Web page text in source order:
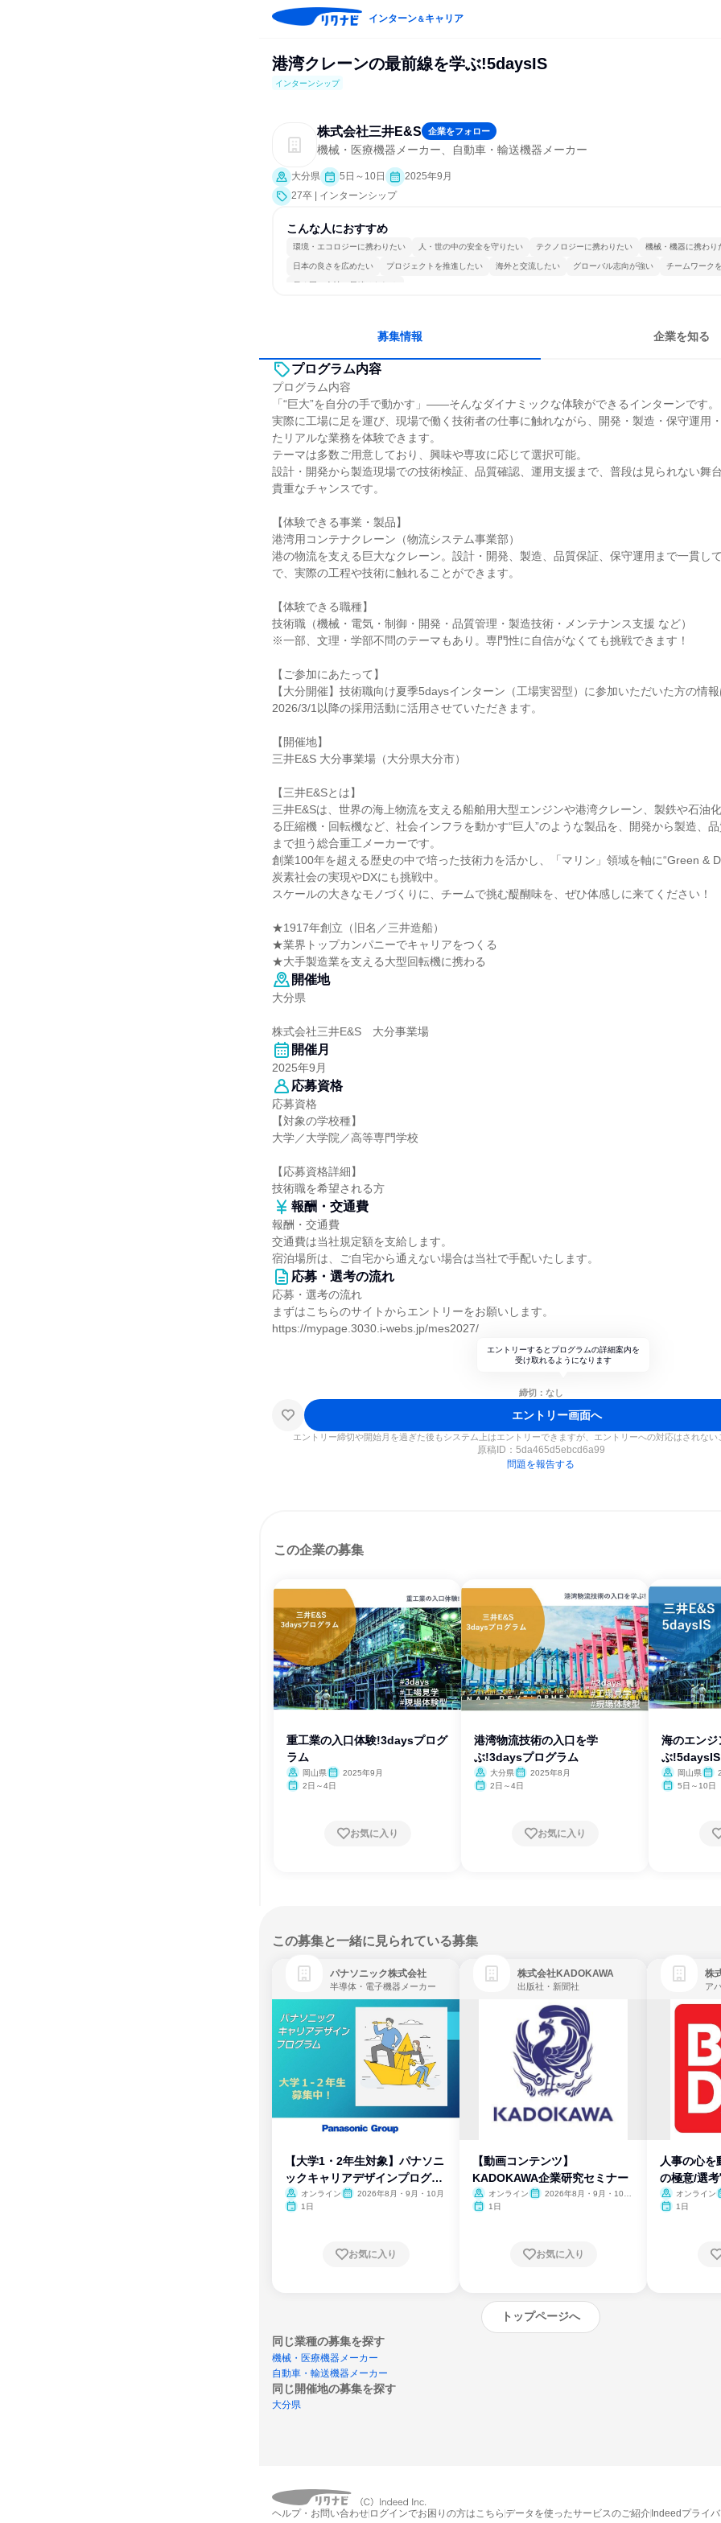
インターン＆キャリア
港湾クレーンの最前線を学ぶ!5daysIS
インターンシップ
株式会社三井E&S 企業をフォロー
機械・医療機器メーカー、自動車・輸送機器メーカー
大分県 5日～10日
2025年9月
27卒 | インターンシップ
こんな人におすすめ
環境・エコロジーに携わりたい 人・世の中の安全を守りたい テクノロジーに携わりたい 機械・機器に携わり
日本の良さを広めたい プロジェクトを推進したい 海外と交流したい グローバル志向が強い チームワーク
長く同じ会社に居続けられる
募集情報 企業を知る
プログラム内容
プログラム内容
「“巨大”を自分の手で動かす」――そんなダイナミックな体験ができるインターンです。
実際に工場に足を運び、現場で働く技術者の仕事に触れながら、開発・製造・保守運用
たリアルな業務を体験できます。
テーマは多数ご用意しており、興味や専攻に応じて選択可能。
設計・開発から製造現場での技術検証、品質確認、運用支援まで、普段は見られない舞
貴重なチャンスです。
【体験できる事業・製品】
港湾用コンテナクレーン（物流システム事業部）
港の物流を支える巨大なクレーン。設計・開発、製造、品質保証、保守運用まで一貫し
で、実際の工程や技術に触れることができます。
【体験できる職種】
技術職（機械・電気・制御・開発・品質管理・製造技術・メンテナンス支援 など）
※一部、文理・学部不問のテーマもあり。専門性に自信がなくても挑戦できます！
【ご参加にあたって】
【大分開催】技術職向け夏季5daysインターン（工場実習型）に参加いただいた方の情報
2026/3/1以降の採用活動に活用させていただきます。
【開催地】
三井E&S 大分事業場（大分県大分市）
【三井E&Sとは】
三井E&Sは、世界の海上物流を支える船舶用大型エンジンや港湾クレーン、製鉄や石油
る圧縮機・回転機など、社会インフラを動かす“巨人”のような製品を、開発から製造、
まで担う総合重工メーカーです。
創業100年を超える歴史の中で培った技術力を活かし、「マリン」領域を軸に“Green &
炭素社会の実現やDXにも挑戦中。
スケールの大きなモノづくりに、チームで挑む醍醐味を、ぜひ体感しに来てください！
★1917年創立（旧名／三井造船）
★業界トップカンパニーでキャリアをつくる
★大手製造業を支える大型回転機に携わる
開催地
大分県
株式会社三井E&S 大分事業場
開催月
2025年9月
応募資格
応募資格
【対象の学校種】
大学／大学院／高等専門学校
【応募資格詳細】
技術職を希望される方
報酬・交通費
報酬・交通費
交通費は当社規定額を支給します。
宿泊場所は、ご自宅から通えない場合は当社で手配いたします。
応募・選考の流れ
応募・選考の流れ
まずはこちらのサイトからエントリーをお願いします。
https://mypage.3030.i-webs.jp/mes2027/
エントリーするとプログラムの詳細案内を
受け取れるようになります
締切：なし
エントリー画面へ
エントリー締切や開始月を過ぎた後もシステム上はエントリーできますが、エントリーへの対応はされない
原稿ID： 5da465d5ebcd6a99
問題を報告する
この企業の募集
重工業の入口体験!3daysプログ
ラム
岡山県
2025年9月
2日～4日
お気に入り
港湾物流技術の入口を学
ぶ!3daysプログラム
大分県
2025年8月
2日～4日
お気に入り
海のエンジ
ぶ!5daysIS
岡山県
5日～10日
この募集と一緒に見られている募集
パナソニック株式会社
半導体・電子機器メーカー
【大学1・2年生対象】パナソニ
ックキャリアデザインプログラ
ム
オンライン
2026年8月・9月・10月
1日
お気に入り
株式会社KADOKAWA
出版社・新聞社
【動画コンテンツ】
KADOKAWA企業研究セミナー
オンライン
2026年8月・9月・10
1日
お気に入り
株
人事の心を
の極意/選
開
オンライン
1日
トップページへ
同じ業種の募集を探す
機械・医療機器メーカー
自動車・輸送機器メーカー
同じ開催地の募集を探す
大分県
締切：なし
ヘルプ・お問い合わせ ログインでお困りの方はこちら データを使ったサービスのご紹介 Indeedプライ